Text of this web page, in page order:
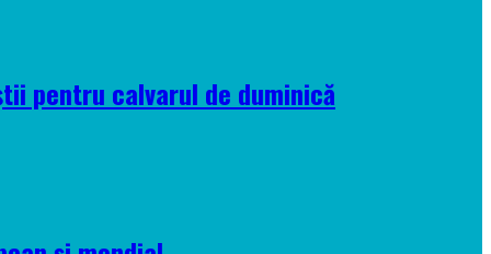
pentru calvarul de duminică